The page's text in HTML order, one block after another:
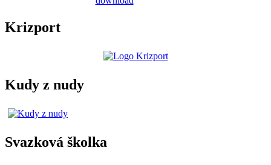
Krizport
Kudy z nudy
Svazková školka